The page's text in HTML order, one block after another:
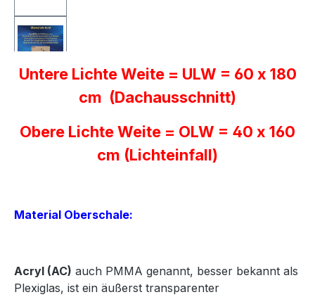
Untere Lichte Weite = ULW = 60 x 180
cm (Dachausschnitt)
Obere Lichte Weite = OLW = 40 x 160
cm (Lichteinfall)
Material Oberschale:
Acryl (AC) auch PMMA genannt, besser bekannt als
Plexiglas, ist ein äußerst transparenter